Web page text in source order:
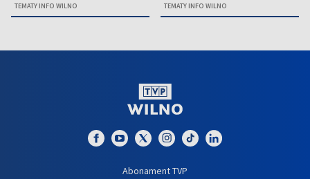
TEMATY INFO WILNO TEMATY INFO WILNO
Abonament TVP